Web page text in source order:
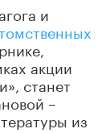
и
акции
станет
–
из